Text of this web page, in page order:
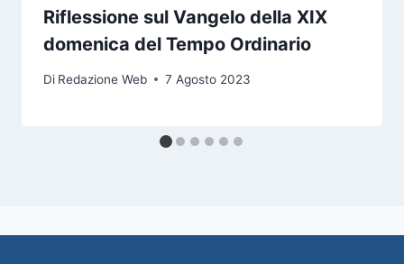
Riflessione sul Vangelo della XIX
domenica del Tempo Ordinario
Di Redazione Web 7 Agosto 2023